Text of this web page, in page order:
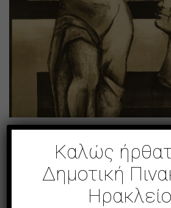
[χωρίς τίτλο]
Καλώς
Δημοτική